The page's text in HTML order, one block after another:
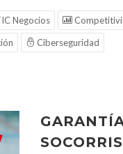
Negocios
Ciberseguridad